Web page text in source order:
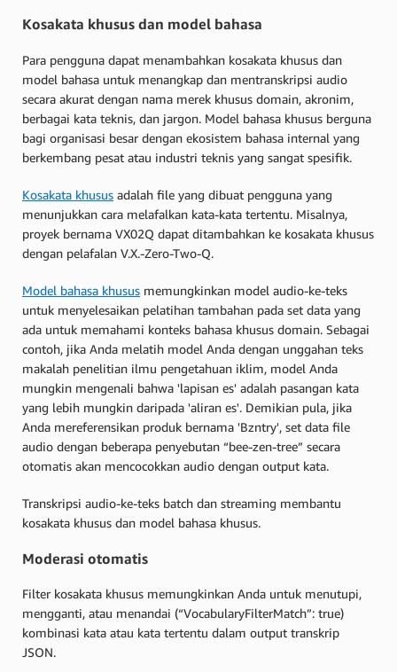
Kosakata khusus dan model bahasa
Para pengguna dapat menambahkan kosakata khusus dan
model bahasa untuk menangkap dan mentranskripsi audio
secara akurat dengan nama merek khusus domain, akronim,
berbagai kata teknis, dan jargon. Model bahasa khusus berguna
bagi organisasi besar dengan ekosistem bahasa internal yang
berkembang pesat atau industri teknis yang sangat spesifik.
Kosakata khusus adalah file yang dibuat pengguna yang
menunjukkan cara melafalkan kata-kata tertentu. Misalnya,
proyek bernama VX02Q dapat ditambahkan ke kosakata khusus
dengan pelafalan V.X.-Zero-Two-Q.
Model bahasa khusus memungkinkan model audio-ke-teks
untuk menyelesaikan pelatihan tambahan pada set data yang
ada untuk memahami konteks bahasa khusus domain. Sebagai
contoh, jika Anda melatih model Anda dengan unggahan teks
makalah penelitian ilmu pengetahuan iklim, model Anda
mungkin mengenali bahwa 'lapisan es' adalah pasangan kata
yang lebih mungkin daripada 'aliran es'. Demikian pula, jika
Anda mereferensikan produk bernama 'Bzntry', set data file
audio dengan beberapa penyebutan “bee-zen-tree” secara
otomatis akan mencocokkan audio dengan output kata.
Transkripsi audio-ke-teks batch dan streaming membantu
kosakata khusus dan model bahasa khusus.
Moderasi otomatis
Filter kosakata khusus memungkinkan Anda untuk menutupi,
mengganti, atau menandai (“VocabularyFilterMatch”: true)
kombinasi kata atau kata tertentu dalam output transkrip
JSON.